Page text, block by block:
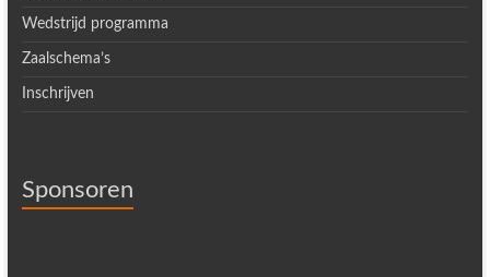
Wedstrijd programma
Zaalschema’s
Inschrijven
Sponsoren